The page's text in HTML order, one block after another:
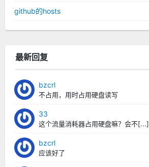
github的hosts
最新回复
bzcrl
不占用，用时占用硬盘读写
33
这个流量消耗器占用硬盘嘛？会不[...]
bzcrl
应该好了